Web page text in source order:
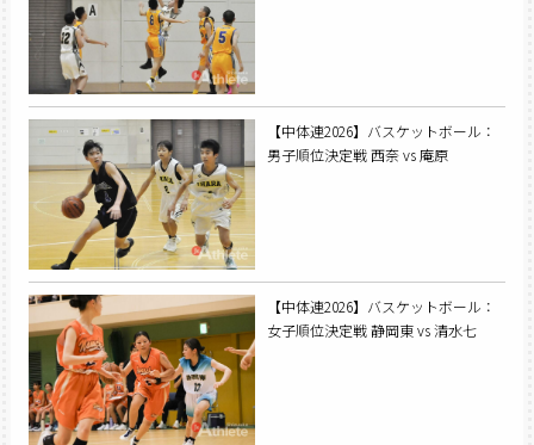
【中体連2026】バスケットボール：
男子順位決定戦 西奈 vs 庵原
【中体連2026】バスケットボール：
女子順位決定戦 静岡東 vs 清水七